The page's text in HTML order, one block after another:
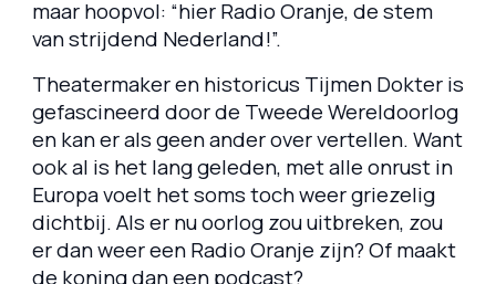
maar hoopvol: “hier Radio Oranje, de stem
van strijdend Nederland!”.
Theatermaker en historicus Tijmen Dokter is
gefascineerd door de Tweede Wereldoorlog
en kan er als geen ander over vertellen. Want
ook al is het lang geleden, met alle onrust in
Europa voelt het soms toch weer griezelig
dichtbij. Als er nu oorlog zou uitbreken, zou
er dan weer een Radio Oranje zijn? Of maakt
de koning dan een podcast?